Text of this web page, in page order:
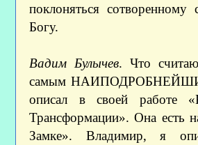
поклоняться сотворенному
Богу.
Вадим Булычев. Что
самым
описал в своей работе
Трансформации». Она есть
Замке». Владимир, я